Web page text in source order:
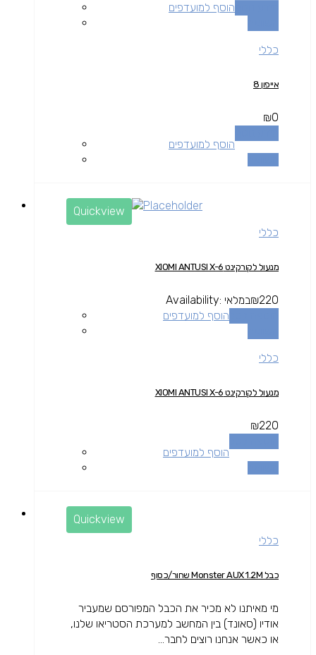
הוסף למועדפים
כללי
אייפון 8
₪0
הוסף למועדפים
Quickview
כללי
מנעול לקורקינט XIOMI ANTUSI X-6
₪220
Availability: במלאי
הוסף למועדפים
כללי
מנעול לקורקינט XIOMI ANTUSI X-6
₪220
הוסף למועדפים
Quickview
כללי
כבל Monster AUX 1.2M שחור/כסוף
מי מאיתנו לא מכיר את הכבל המפורסם שמעביר
אודיו (סאונד) בין המחשב למערכת הסטריאו שלנו,
או כאשר אנחנו רוצים לחבר...